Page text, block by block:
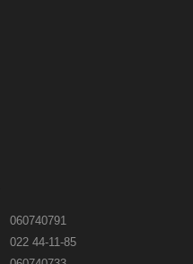
060740791
022 44-11-85